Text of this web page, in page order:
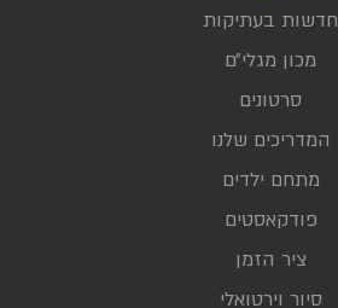
חדשות בעתיקות
מכון מגלי״ם
סרטונים
המדריכים שלנו
מתחם ילדים
פודקאסטים
ציר הזמן
סיור וירטואלי